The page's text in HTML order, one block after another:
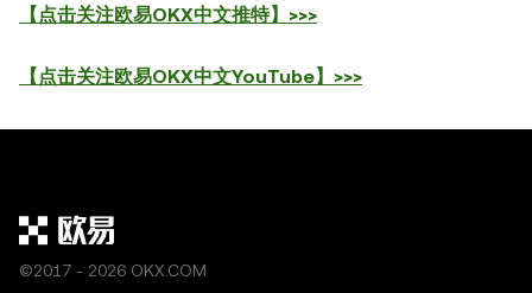
【点击关注欧易OKX中文推特】>>>
【点击关注欧易OKX中文YouTube】>>>
©2017 - 2026 OKX.COM